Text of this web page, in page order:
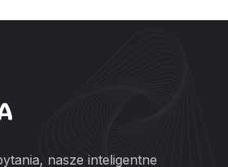
nasze inteligentne